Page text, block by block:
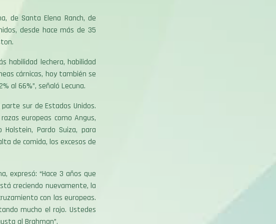
de Santa Elena Ranch, de
desde hace más de 35
habilidad lechera, habilidad
cárnicas, hoy también se
al 66%”, señaló Lecuna.
sur de Estados Unidos.
europeas como Angus,
Pardo Suiza, para
de comida, los excesos de
expresó: “Hace 3 años que
creciendo nuevamente, la
con las europeas.
mucho el rojo. Ustedes
al Brahman”.